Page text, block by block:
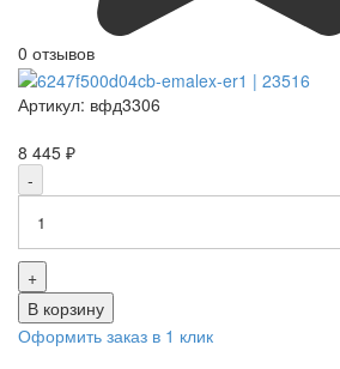
0 отзывов
Артикул: вфд3306
8 445 ₽
-
+
В корзину
Оформить заказ в 1 клик